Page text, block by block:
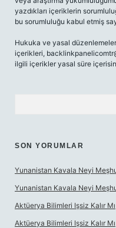
yazdıkları içeriklerin
bu sorumluluğu kabul etmiş
Hukuka ve yasal
içerikleri,
ilgili içerikler yasal süre
SON YORUMLAR
Yunanistan Kavala Neyi
Yunanistan Kavala Neyi
Aktüerya Bilimleri Işsiz Kalır Mı
Aktüerya Bilimleri Işsiz Kalır Mı